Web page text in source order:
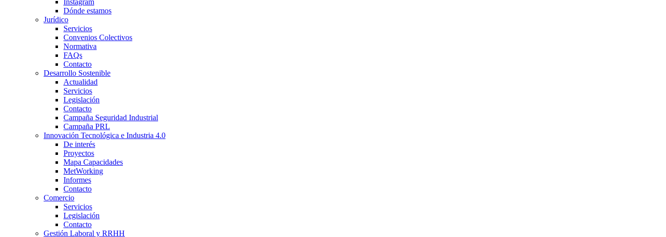
Dónde estamos
Jurídico
Servicios
Convenios Colectivos
Normativa
FAQs
Contacto
Desarrollo Sostenible
Actualidad
Servicios
Legislación
Contacto
Campaña Seguridad Industrial
Campaña PRL
Innovación Tecnológica e Industria 4.0
De interés
Proyectos
Mapa Capacidades
MetWorking
Informes
Contacto
Comercio
Servicios
Legislación
Contacto
Gestión Laboral y RRHH